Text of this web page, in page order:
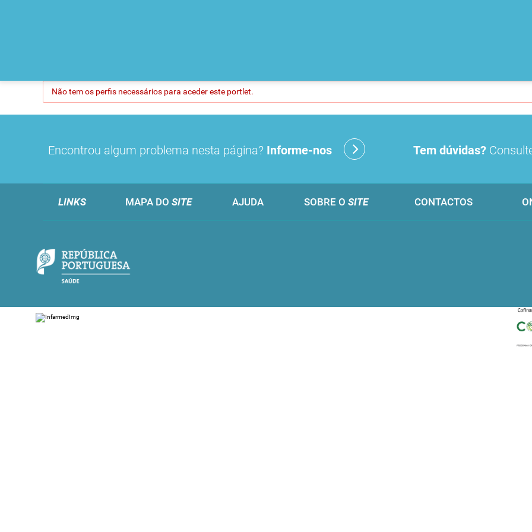
Não tem os perfis necessários para aceder este portlet.
Encontrou algum problema nesta página? Informe-nos Tem dúvidas?
LINKS MAPA DO SITE AJUDA SOBRE O SITE CONTACTOS